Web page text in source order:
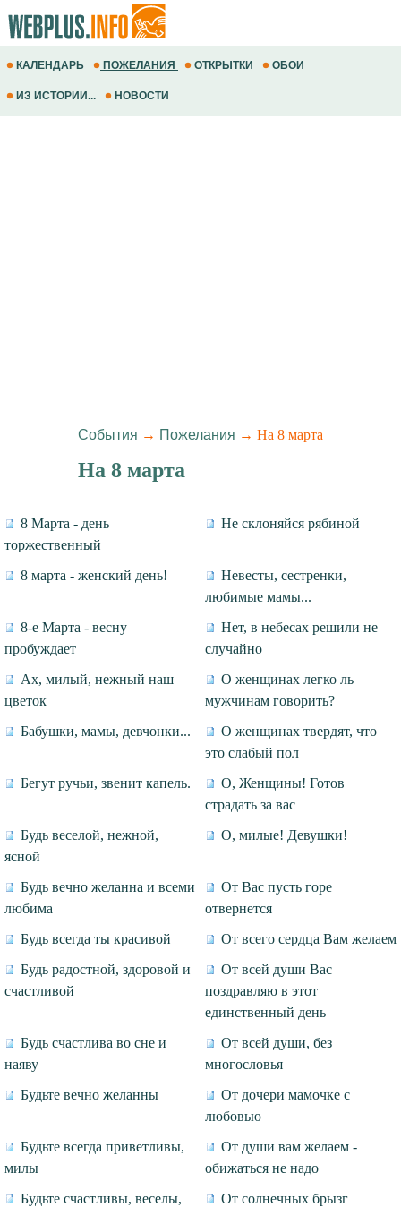
КАЛЕНДАРЬ ПОЖЕЛАНИЯ ОТКРЫТКИ ОБОИ
ИЗ ИСТОРИИ... НОВОСТИ
События → Пожелания → На 8 марта
На 8 марта
8 Марта - день
торжественный
Не склоняйся рябиной
8 марта - женский день!
Невесты, сестренки,
любимые мамы...
8-е Марта - весну
пробуждает
Нет, в небесах решили не
случайно
Ах, милый, нежный наш
цветок
О женщинах легко ль
мужчинам говорить?
Бабушки, мамы, девчонки...
О женщинах твердят, что
это слабый пол
Бегут ручьи, звенит капель.
О, Женщины! Готов
страдать за вас
Будь веселой, нежной,
ясной
О, милые! Девушки!
Будь вечно желанна и всеми
любима
От Вас пусть горе
отвернется
Будь всегда ты красивой
От всего сердца Вам желаем
Будь радостной, здоровой и
счастливой
От всей души Вас
поздравляю в этот
единственный день
Будь счастлива во сне и
наяву
От всей души, без
многословья
Будьте вечно желанны
От дочери мамочке с
любовью
Будьте всегда приветливы,
милы
От души вам желаем -
обижаться не надо
Будьте счастливы, веселы,
От солнечных брызг